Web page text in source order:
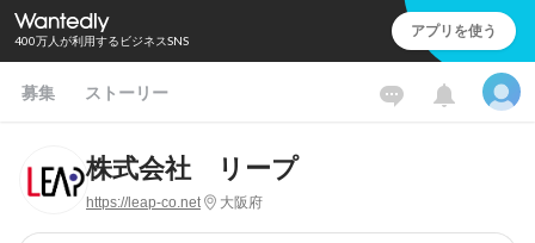
400万人が利用するビジネスSNS アプリを使う
募集 ストーリー
株式会社 リープ
https://leap-co.net 大阪府